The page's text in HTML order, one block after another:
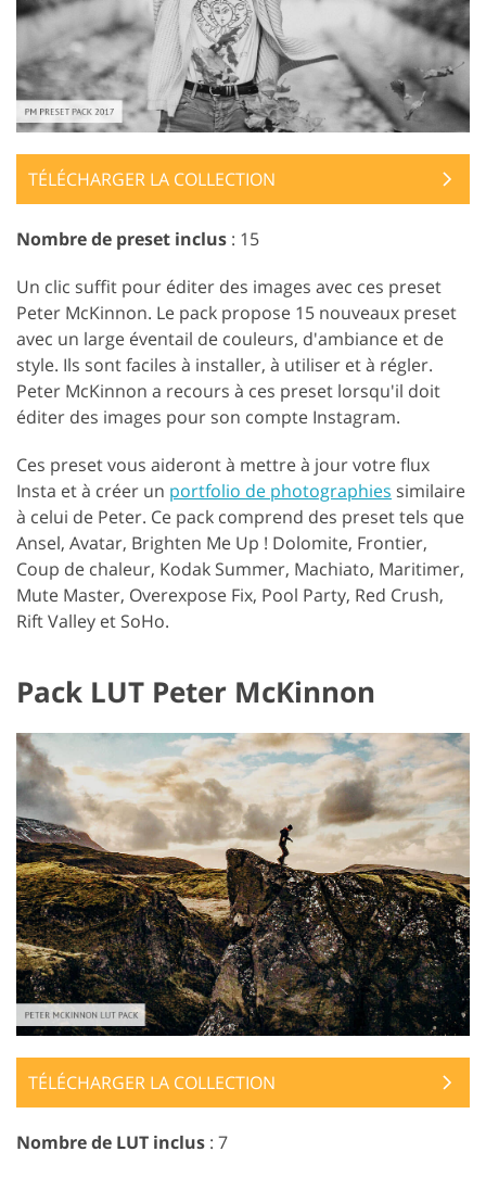
TÉLÉCHARGER LA COLLECTION
Nombre de preset inclus : 15
Un clic suffit pour éditer des images avec ces preset
Peter McKinnon. Le pack propose 15 nouveaux preset
avec un large éventail de couleurs, d'ambiance et de
style. Ils sont faciles à installer, à utiliser et à régler.
Peter McKinnon a recours à ces preset lorsqu'il doit
éditer des images pour son compte Instagram.
Ces preset vous aideront à mettre à jour votre flux
Insta et à créer un portfolio de photographies similaire
à celui de Peter. Ce pack comprend des preset tels que
Ansel, Avatar, Brighten Me Up ! Dolomite, Frontier,
Coup de chaleur, Kodak Summer, Machiato, Maritimer,
Mute Master, Overexpose Fix, Pool Party, Red Crush,
Rift Valley et SoHo.
Pack LUT Peter McKinnon
TÉLÉCHARGER LA COLLECTION
Nombre de LUT inclus : 7